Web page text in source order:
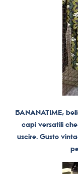
BANANATIME,
capi versatili
uscire. Gusto